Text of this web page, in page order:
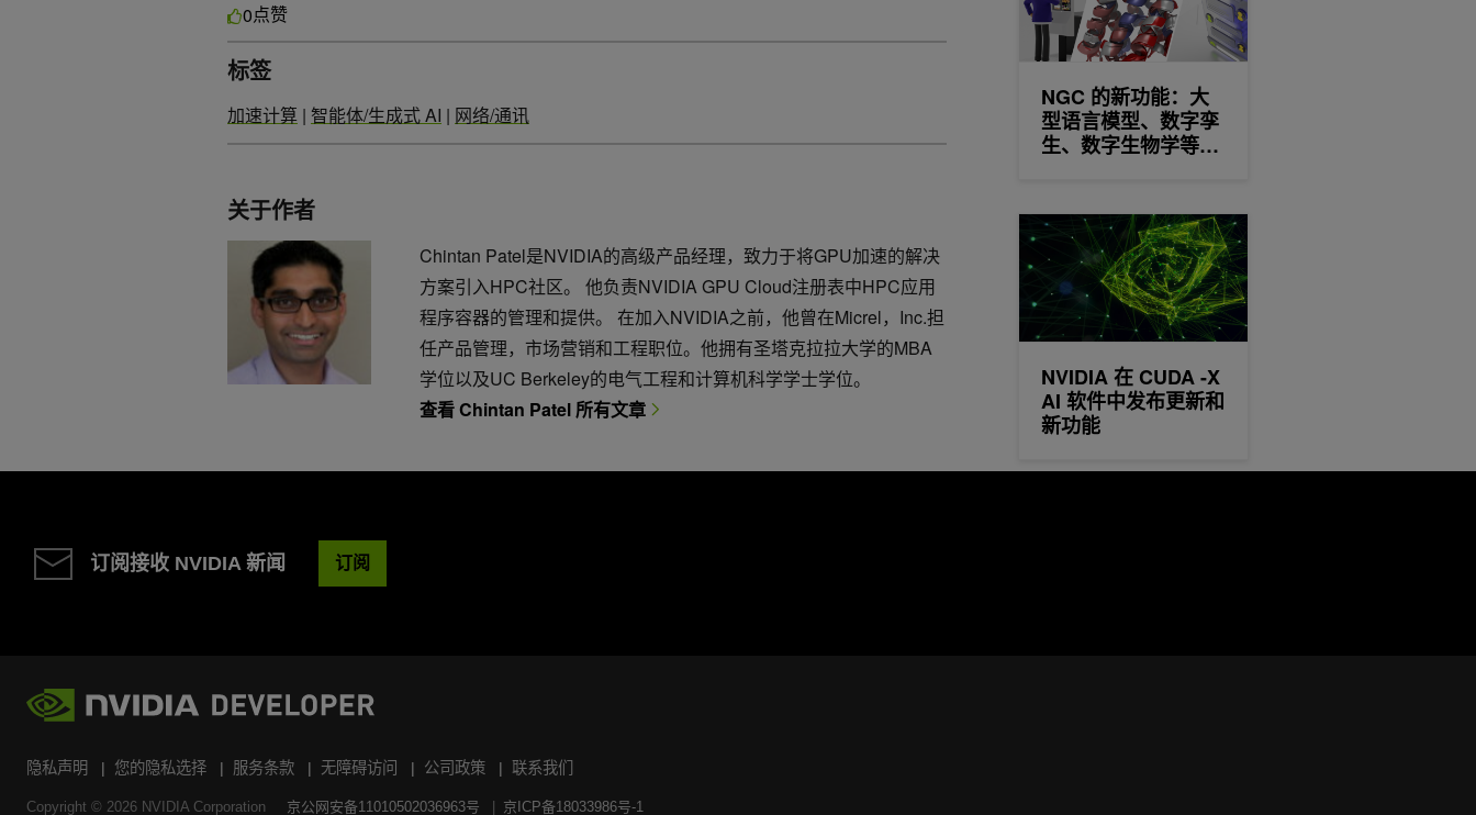
0点赞
标签
加速计算 | 智能体/生成式 AI | 网络/通讯
关于作者
Chintan Patel是NVIDIA的高级产品经理，致力于将GPU加速的解决
方案引入HPC社区。 他负责NVIDIA GPU Cloud注册表中HPC应用
程序容器的管理和提供。 在加入NVIDIA之前，他曾在Micrel，Inc.担
任产品管理，市场营销和工程职位。他拥有圣塔克拉拉大学的MBA
学位以及UC Berkeley的电气工程和计算机科学学士学位。
查看 Chintan Patel 所有文章
NGC 的新功能：大
型语言模型、数字孪
生、数字生物学等
NVIDIA 在 CUDA -X
AI 软件中发布更新和
新功能
NVIDIA 在 CUDA -X AI 软件中发布更新和新功能
订阅接收 NVIDIA 新闻 订阅
隐私声明 您的隐私选择 服务条款 无障碍访问 公司政策 联系我们
Copyright © 2026 NVIDIA Corporation 京公网安备11010502036963号 京ICP备18033986号-1